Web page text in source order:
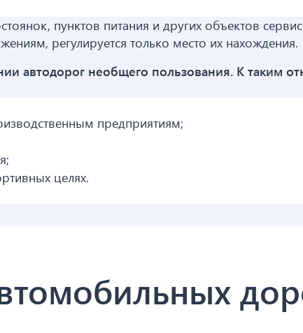
пунктов питания и других объектов
регулируется только место их нахождения.
автодорог необщего пользования. К таким
предприятиям;
целях.